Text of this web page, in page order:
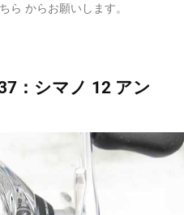
ら からお願いします。
：シマノ 12 アン